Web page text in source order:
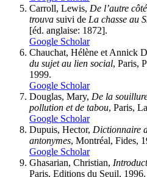
Carroll, Lewis, De l’autre
trouva suivi de La chasse au
[éd. anglaise: 1872].
Google Scholar
Chauchat, Hélène et Annick
du sujet au lien social, Paris,
1999.
Google Scholar
Douglas, Mary, De la
pollution et de tabou, Paris,
Google Scholar
Dupuis, Hector, Dictionnaire
antonymes, Montréal, Fides,
Google Scholar
Ghasarian, Christian,
Paris, Editions du Seuil, 1996.